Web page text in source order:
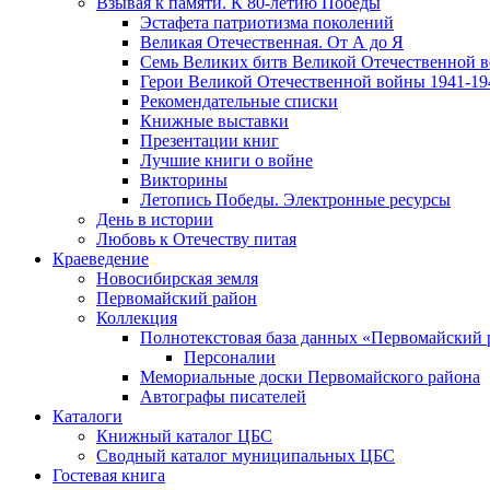
Эcтафета патриотизма поколений
Великая Отечественная. От А до Я
Семь Великих битв Великой Отечественной
Герои Великой Отечественной войны 1941-
Рекомендательные списки
Книжные выставки
Презентации книг
Лучшие книги о войне
Викторины
Летопись Победы. Электронные ресурсы
День в истории
Любовь к Отечеству питая
Краеведение
Новосибирская земля
Первомайский район
Коллекция
Полнотекстовая база данных «Первомайский
Персоналии
Мемориальные доски Первомайского района
Автографы писателей
Каталоги
Книжный каталог ЦБС
Сводный каталог муниципальных ЦБС
Гостевая книга